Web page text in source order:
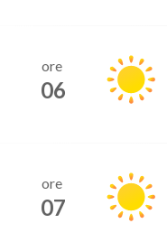
ore
06
ore
07